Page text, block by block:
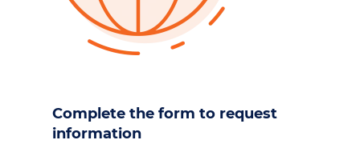
Complete the form to request
information